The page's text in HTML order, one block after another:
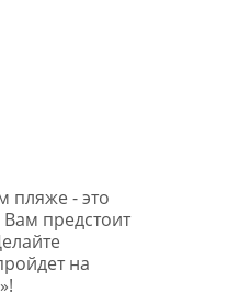
пляже - это
предстоит
на